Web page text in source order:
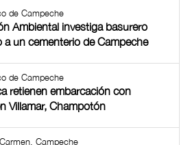
de Campeche
Ambiental investiga basurero
un cementerio de Campeche
de Campeche
retienen embarcación con
Villamar, Champotón
Campeche